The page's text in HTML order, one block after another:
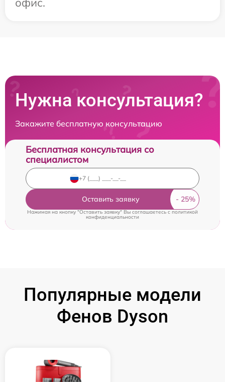
Нужна консультация?
Закажите бесплатную консультацию
Бесплатная консультация со
специалистом
Оставить заявку
Нажимая на кнопку "Оставить заявку" Вы соглашаетесь cполитикой
конфиденциальности
Популярные модели
Фенов Dyson